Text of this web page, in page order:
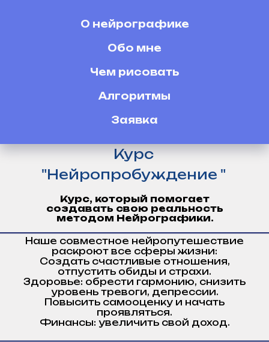
О нейрографике
Обо мне
Чем рисовать
Алгоритмы
Заявка
Курс, который помогает
создавать свою реальность
методом Нейрографики.
Курс
"Нейропробуждение "
Наше совместное нейропутешествие
раскроют все сферы жизни:
Создать счастливые отношения,
отпустить обиды и страхи.
Здоровье: обрести гармонию, снизить
уровень тревоги, депрессии.
Повысить самооценку и начать
проявляться.
Финансы: увеличить свой доход.